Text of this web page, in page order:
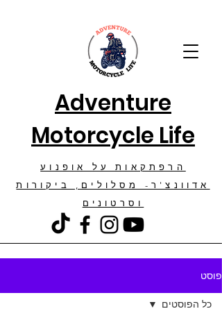
Adventure
Motorcycle Life
הרפתקאות על אופנוע
אדוונצ'ר- מסלולים, ביקורות
וסרטונים
פוסט
כל הפוסטים